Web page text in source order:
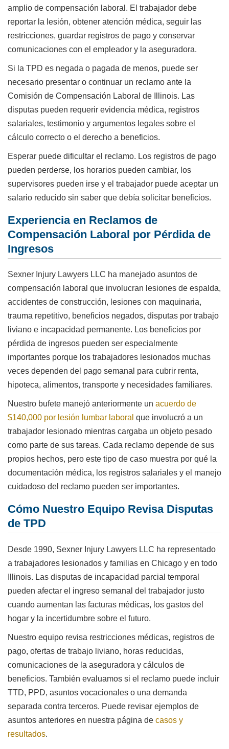
amplio de compensación laboral. El trabajador debe
reportar la lesión, obtener atención médica, seguir las
restricciones, guardar registros de pago y conservar
comunicaciones con el empleador y la aseguradora.
Si la TPD es negada o pagada de menos, puede ser
necesario presentar o continuar un reclamo ante la
Comisión de Compensación Laboral de Illinois. Las
disputas pueden requerir evidencia médica, registros
salariales, testimonio y argumentos legales sobre el
cálculo correcto o el derecho a beneficios.
Esperar puede dificultar el reclamo. Los registros de pago
pueden perderse, los horarios pueden cambiar, los
supervisores pueden irse y el trabajador puede aceptar un
salario reducido sin saber que debía solicitar beneficios.
Experiencia en Reclamos de
Compensación Laboral por Pérdida de
Ingresos
Sexner Injury Lawyers LLC ha manejado asuntos de
compensación laboral que involucran lesiones de espalda,
accidentes de construcción, lesiones con maquinaria,
trauma repetitivo, beneficios negados, disputas por trabajo
liviano e incapacidad permanente. Los beneficios por
pérdida de ingresos pueden ser especialmente
importantes porque los trabajadores lesionados muchas
veces dependen del pago semanal para cubrir renta,
hipoteca, alimentos, transporte y necesidades familiares.
Nuestro bufete manejó anteriormente un acuerdo de
$140,000 por lesión lumbar laboral que involucró a un
trabajador lesionado mientras cargaba un objeto pesado
como parte de sus tareas. Cada reclamo depende de sus
propios hechos, pero este tipo de caso muestra por qué la
documentación médica, los registros salariales y el manejo
cuidadoso del reclamo pueden ser importantes.
Cómo Nuestro Equipo Revisa Disputas
de TPD
Desde 1990, Sexner Injury Lawyers LLC ha representado
a trabajadores lesionados y familias en Chicago y en todo
Illinois. Las disputas de incapacidad parcial temporal
pueden afectar el ingreso semanal del trabajador justo
cuando aumentan las facturas médicas, los gastos del
hogar y la incertidumbre sobre el futuro.
Nuestro equipo revisa restricciones médicas, registros de
pago, ofertas de trabajo liviano, horas reducidas,
comunicaciones de la aseguradora y cálculos de
beneficios. También evaluamos si el reclamo puede incluir
TTD, PPD, asuntos vocacionales o una demanda
separada contra terceros. Puede revisar ejemplos de
asuntos anteriores en nuestra página de casos y
resultados.